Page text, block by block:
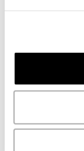
uomo bianca